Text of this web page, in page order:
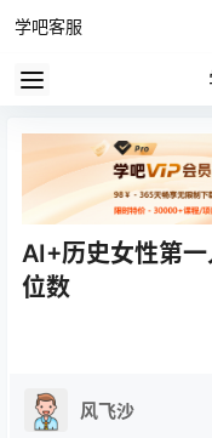
学吧客服
AI+历史女性第
位数
风飞沙